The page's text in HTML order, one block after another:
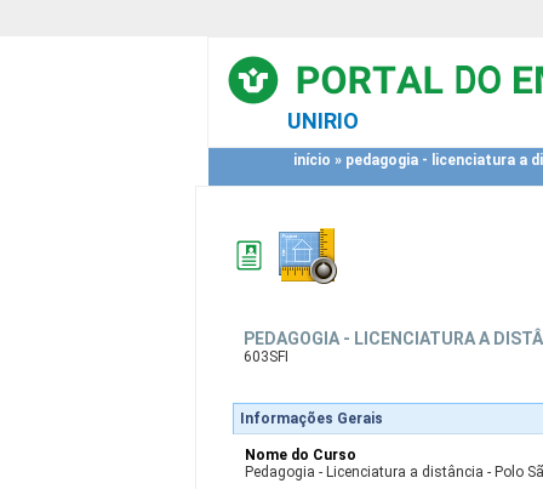
UNIRIO
início » pedagogia - licenciatura a
PEDAGOGIA - LICENCIATURA A
603SFI
Informações Gerais
Nome do Curso
Pedagogia - Licenciatura a distância - Polo